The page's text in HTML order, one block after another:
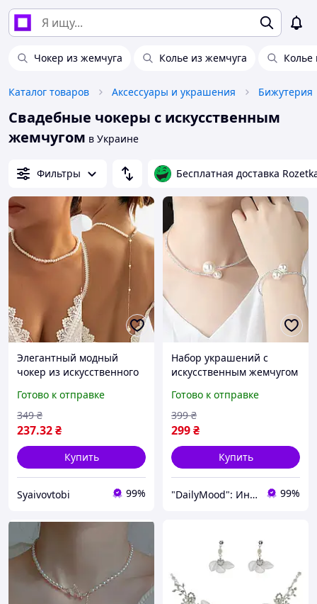
Чокер из жемчуга Колье из жемчуга Колье
Каталог товаров Аксессуары и украшения Бижутерия
Свадебные чокеры с искусственным
жемчугом в Украине
Фильтры Бесплатная доставка
Элегантный модный
чокер из искусственного
спине
Готово к отправке
237.32₴
349 ₴
Купить
Syaivovtobi 99%
Набор украшений с
искусственным жемчугом
браслет Элегантный
комплект женских
украшений
Готово к отправке
299₴
399 ₴
Купить
"DailyMood": Интернет-магазин аксессуаров и товаров для повседневного использования 99%